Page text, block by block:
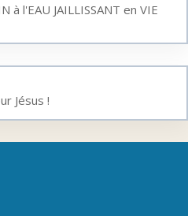
à l'EAU JAILLISSANT en VIE
Jésus !